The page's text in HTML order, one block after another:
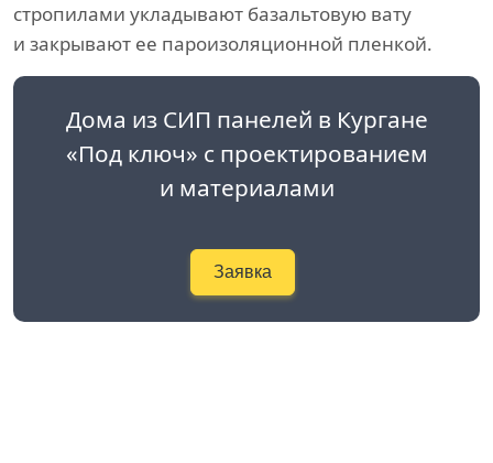
стропилами укладывают базальтовую вату
и закрывают ее пароизоляционной пленкой.
Дома из СИП панелей в Кургане
«Под ключ» с проектированием
и материалами
Заявка